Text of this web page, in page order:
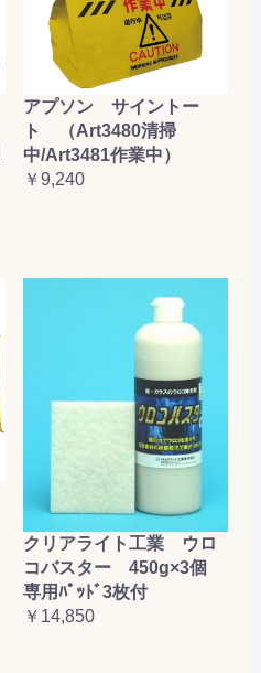
アプソン サイントー
ト （Art3480清掃
中/Art3481作業中）
￥9,240
クリアライト工業 ウロ
コバスター 450g×3個
専用ﾊﾟｯﾄﾞ3枚付
￥14,850